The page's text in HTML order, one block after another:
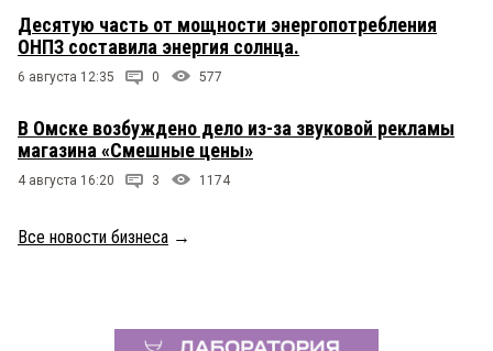
Десятую часть от мощности энергопотребления
ОНПЗ составила энергия солнца.
6 августа 12:35 0 577
В Омске возбуждено дело из-за звуковой рекламы
магазина «Смешные цены»
4 августа 16:20 3 1174
Все новости бизнеса →